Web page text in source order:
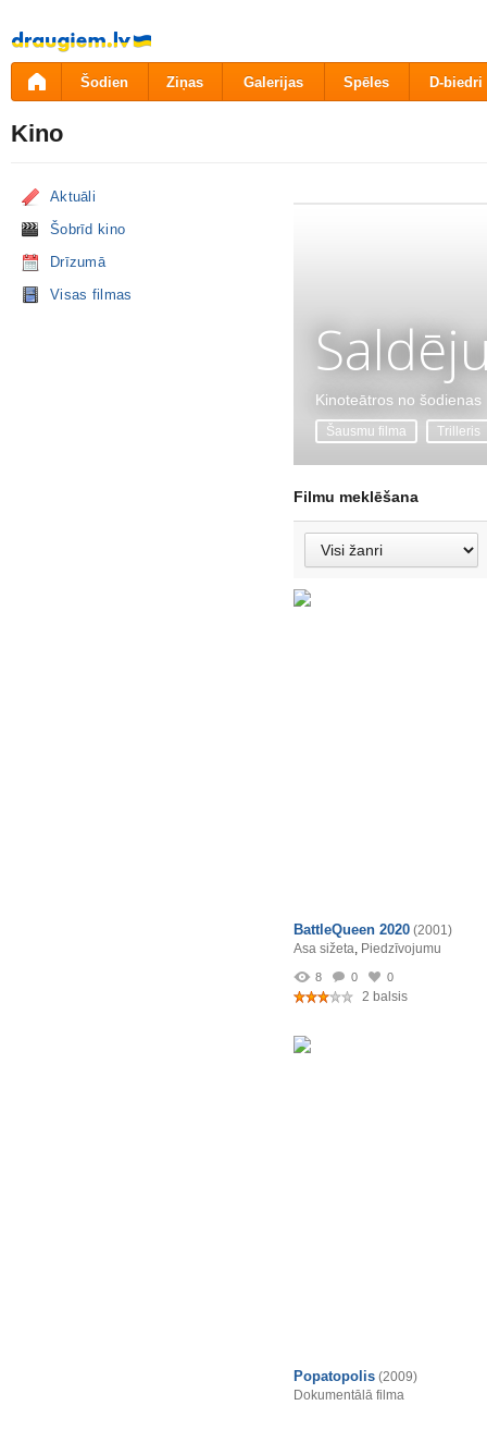
Pāriet
uz
saturu
Šodien Ziņas Galerijas Spēles D-biedri
Kino
Aktuāli
Šobrīd kino
Drīzumā
Visas filmas
Kinoteātros no šodienas
Šausmu filma Trilleris
Filmu meklēšana
BattleQueen 2020 (2001)
Asa sižeta, Piedzīvojumu
8 0 0
2 balsis
Popatopolis (2009)
Dokumentālā filma